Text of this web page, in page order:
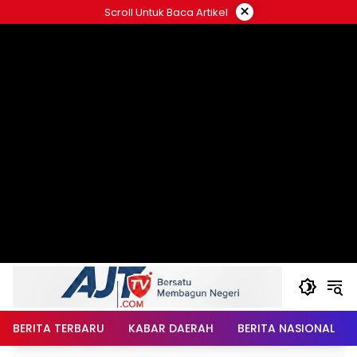
ke
Scroll Untuk Baca Artikel ×
BERITA TERBARU KABAR DAERAH BERITA NASIONAL